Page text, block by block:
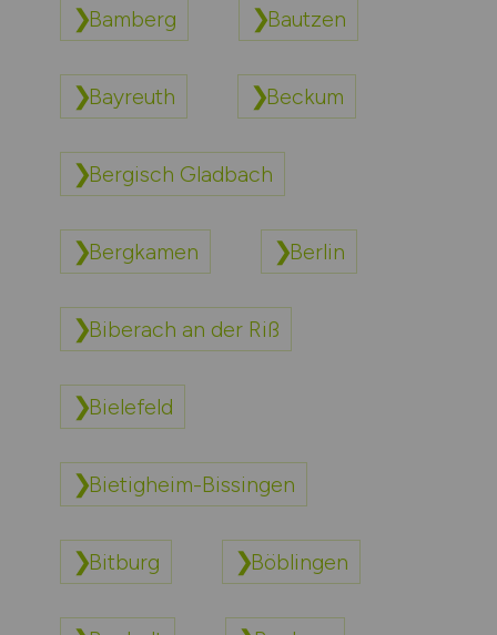
Bamberg Bautzen
Bayreuth Beckum
Bergisch Gladbach
Bergkamen Berlin
Biberach an der Riß
Bielefeld
Bietigheim-Bissingen
Bitburg Böblingen